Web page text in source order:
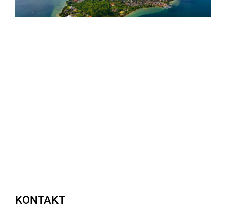
KONTAKT